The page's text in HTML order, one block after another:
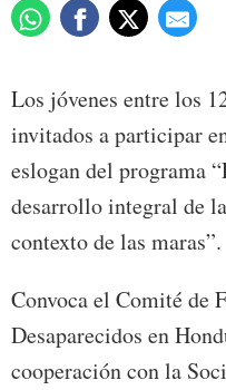
Los jóvenes entre los
invitados a participar
eslogan del programa
desarrollo integral de
contexto de las maras”.
Convoca el Comité de
Desaparecidos en
cooperación con la